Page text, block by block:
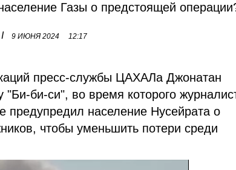
Газы о предстоящей
I 9 ИЮНЯ 2024 12:17
пресс-службы ЦАХАЛа Джонатан
"Би-би-си", во время которого
предупредил население Нусейрата о
чтобы уменьшить потери среди